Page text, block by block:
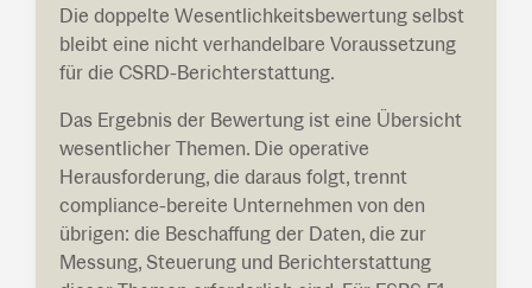
Die doppelte Wesentlichkeitsbewertung selbst
bleibt eine nicht verhandelbare Voraussetzung
für die CSRD-Berichterstattung.
Das Ergebnis der Bewertung ist eine Übersicht
wesentlicher Themen. Die operative
Herausforderung, die daraus folgt, trennt
compliance-bereite Unternehmen von den
übrigen: die Beschaffung der Daten, die zur
Messung, Steuerung und Berichterstattung